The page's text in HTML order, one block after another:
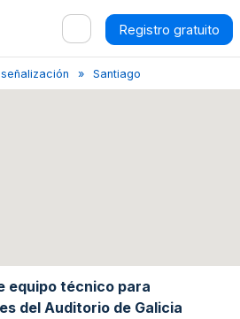
Registro gratuito
Santiago de Compostela
equipo técnico para
del Auditorio de Galicia